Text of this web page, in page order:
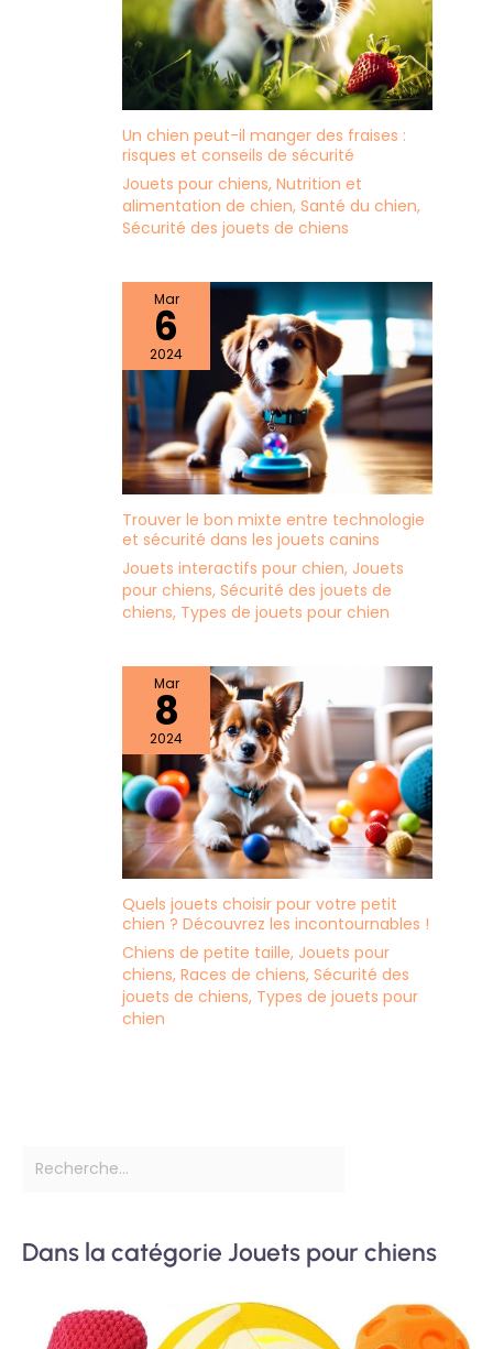
Un chien peut-il manger des fraises :
risques et conseils de sécurité
Jouets pour chiens, Nutrition et
alimentation de chien, Santé du chien,
Sécurité des jouets de chiens
Mar
6
2024
Trouver le bon mixte entre technologie
et sécurité dans les jouets canins
Jouets interactifs pour chien, Jouets
pour chiens, Sécurité des jouets de
chiens, Types de jouets pour chien
Mar
8
2024
Quels jouets choisir pour votre petit
chien ? Découvrez les incontournables !
Chiens de petite taille, Jouets pour
chiens, Races de chiens, Sécurité des
jouets de chiens, Types de jouets pour
chien
Dans la catégorie Jouets pour chiens